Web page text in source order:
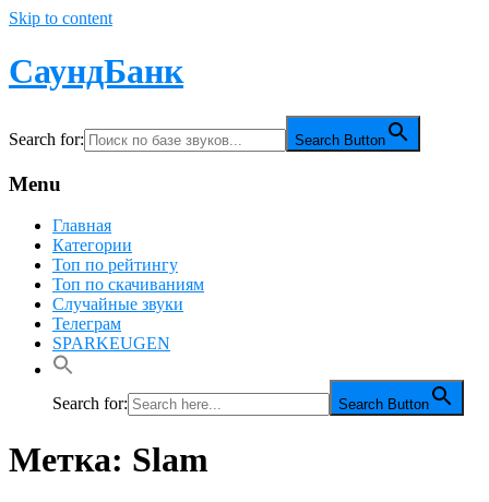
Skip to content
СаундБанк
Search for: Search Button
Menu
Главная
Категории
Топ по рейтингу
Топ по скачиваниям
Случайные звуки
Телеграм
SPARKEUGEN
Search for: Search Button
Метка: Slam